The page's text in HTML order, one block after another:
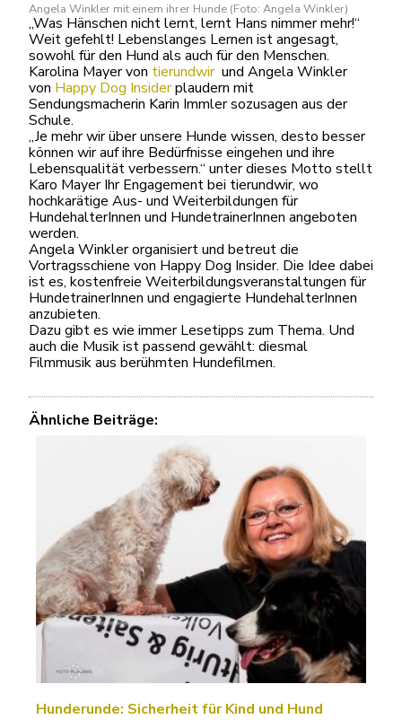
Angela Winkler mit einem ihrer Hunde (Foto: Angela Winkler)
„Was Hänschen nicht lernt, lernt Hans nimmer mehr!“
Weit gefehlt! Lebenslanges Lernen ist angesagt,
sowohl für den Hund als auch für den Menschen.
Karolina Mayer von tierundwirund Angela Winkler
von Happy Dog Insiderplaudern mit
Sendungsmacherin Karin Immler sozusagen aus der
Schule.
„Je mehr wir über unsere Hunde wissen, desto besser
können wir auf ihre Bedürfnisse eingehen und ihre
Lebensqualität verbessern.“ unter dieses Motto stellt
Karo Mayer Ihr Engagement bei tierundwir, wo
hochkarätige Aus- und Weiterbildungen für
HundehalterInnen und HundetrainerInnen angeboten
werden.
Angela Winkler organisiert und betreut die
Vortragsschiene von Happy Dog Insider. Die Idee dabei
ist es, kostenfreie Weiterbildungsveranstaltungen für
HundetrainerInnen und engagierte HundehalterInnen
anzubieten.
Dazu gibt es wie immer Lesetipps zum Thema. Und
auch die Musik ist passend gewählt: diesmal
Filmmusik aus berühmten Hundefilmen.
Ähnliche Beiträge:
Hunderunde: Sicherheit für Kind und Hund